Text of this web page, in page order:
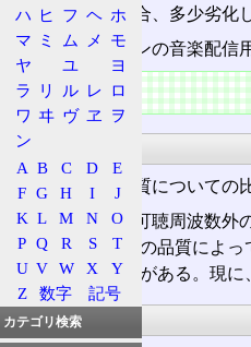
音声や音楽の場合、多少劣化
しかし、パソコンの音楽配
特徴
性能競争
可逆圧縮では音質についての
非可逆圧縮は、可聴周波数外
このアルゴリズムの品質によ
然な音になることがある。現に
宗教論争
ハ ヒ フ ヘ ホ
マ ミ ム メ
モ
ヤ
ユ
ヨ
ラ
リ ル レ ロ
ワ ヰ ヴ ヱ
ヲ
ン
A B C D
E
F G H I
J
K L M N
O
P Q R S
T
U V W X
Y
Z
数字 記号
カテゴリ検索